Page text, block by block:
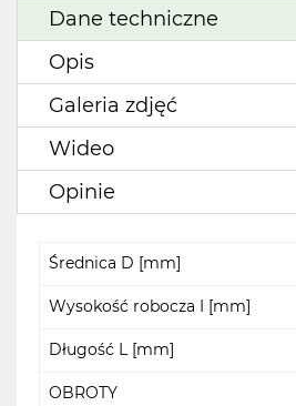
Dane techniczne
Opis
Galeria zdjęć
Wideo
Opinie
Średnica D [mm]
Wysokość robocza I [mm]
Długość L [mm]
OBROTY